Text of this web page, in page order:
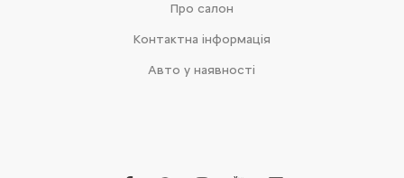
Про салон
Контактна інформація
Авто у наявності